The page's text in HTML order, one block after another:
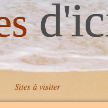
Sites à visiter